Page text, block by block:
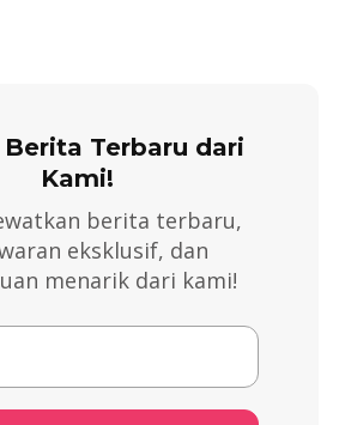
Terbaru dari
Kami!
berita terbaru,
eksklusif, dan
menarik dari kami!